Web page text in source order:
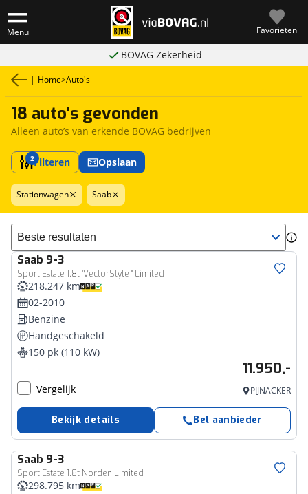
Menu Favorieten
BOVAG Zekerheid
| Home>Auto's
18 auto's gevonden
Alleen auto’s van erkende BOVAG bedrijven
2Filteren Opslaan
Stationwagen Saab
Sorteer resultaten
Saab 9-3
Sport Estate 1.8t "VectorStyle " Limited
218.247 km
02-2010
Benzine
Handgeschakeld
150 pk (110 kW)
11.950,-
Vergelijk PIJNACKER
Bekijk details Bel aanbieder
Saab 9-3
Sport Estate 1.8t Norden Limited
298.795 km